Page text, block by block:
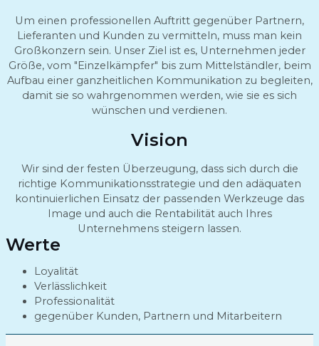
Um einen professionellen Auftritt gegenüber Partnern,
Lieferanten und Kunden zu vermitteln, muss man kein
Großkonzern sein. Unser Ziel ist es, Unternehmen jeder
Größe, vom "Einzelkämpfer" bis zum Mittelständler, beim
Aufbau einer ganzheitlichen Kommunikation zu begleiten,
damit sie so wahrgenommen werden, wie sie es sich
wünschen und verdienen.
Vision
Wir sind der festen Überzeugung, dass sich durch die
richtige Kommunikationsstrategie und den adäquaten
kontinuierlichen Einsatz der passenden Werkzeuge das
Image und auch die Rentabilität auch Ihres
Unternehmens steigern lassen.
Werte
Loyalität
Verlässlichkeit
Professionalität
gegenüber Kunden, Partnern und Mitarbeitern